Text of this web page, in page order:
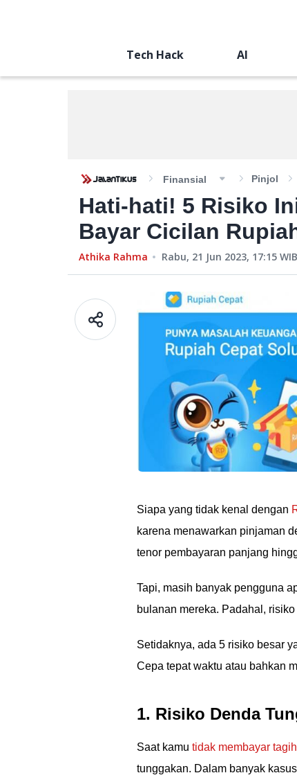
Tech Hack AI
Finansial Pinjol
Hati-hati! 5 Risiko
Bayar Cicilan
Athika Rahma Rabu, 21 Jun 2023, 17:15 WIB
Siapa yang tidak kenal dengan
karena menawarkan pinjaman
tenor pembayaran panjang
Tapi, masih banyak pengguna
bulanan mereka. Padahal,
Setidaknya, ada 5 risiko besar
Cepa tepat waktu atau bahkan
1. Risiko Denda
Saat kamu tidak membayar
tunggakan. Dalam banyak